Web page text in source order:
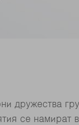
дружества
се